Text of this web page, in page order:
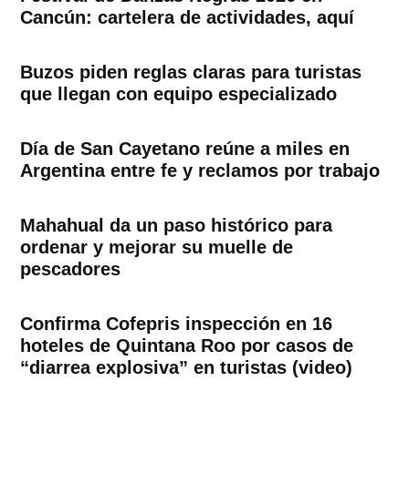
Cancún: cartelera de actividades, aquí
Buzos piden reglas claras para turistas
que llegan con equipo especializado
Día de San Cayetano reúne a miles en
Argentina entre fe y reclamos por trabajo
Mahahual da un paso histórico para
ordenar y mejorar su muelle de
pescadores
Confirma Cofepris inspección en 16
hoteles de Quintana Roo por casos de
“diarrea explosiva” en turistas (video)